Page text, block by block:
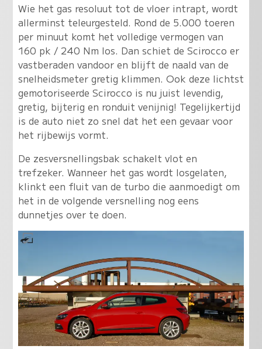
Wie het gas resoluut tot de vloer intrapt, wordt
allerminst teleurgesteld. Rond de 5.000 toeren
per minuut komt het volledige vermogen van
160 pk / 240 Nm los. Dan schiet de Scirocco er
vastberaden vandoor en blijft de naald van de
snelheidsmeter gretig klimmen. Ook deze lichtst
gemotoriseerde Scirocco is nu juist levendig,
gretig, bijterig en ronduit venijnig! Tegelijkertijd
is de auto niet zo snel dat het een gevaar voor
het rijbewijs vormt.
De zesversnellingsbak schakelt vlot en
trefzeker. Wanneer het gas wordt losgelaten,
klinkt een fluit van de turbo die aanmoedigt om
het in de volgende versnelling nog eens
dunnetjes over te doen.